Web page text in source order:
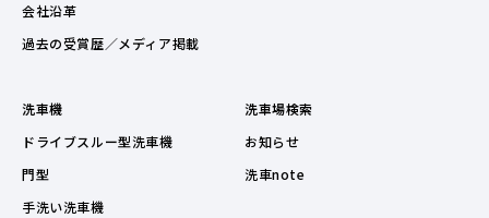
会社沿革
過去の受賞歴／メディア掲載
洗車機
ドライブスルー型洗車機
門型
手洗い洗車機
洗車場検索
お知らせ
洗車note